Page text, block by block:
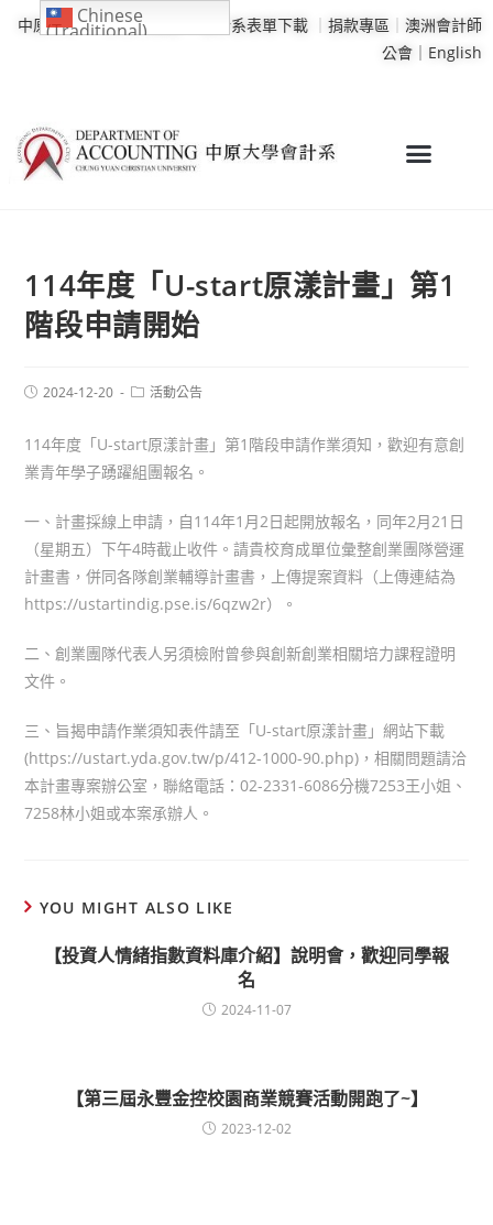
中原大學｜學校行事曆 會計系表單下載 ｜ 捐款專區 ｜ 澳洲會計師
公會｜ English
114年度「U-start原漾計畫」第1
階段申請開始
2024-12-20 活動公告
114年度「U-start原漾計畫」第1階段申請作業須知，歡迎有意創
業青年學子踴躍組團報名。
一、計畫採線上申請，自114年1月2日起開放報名，同年2月21日
（星期五）下午4時截止收件。請貴校育成單位彙整創業團隊營運
計畫書，併同各隊創業輔導計畫書，上傳提案資料（上傳連結為
https://ustartindig.pse.is/6qzw2r）。
二、創業團隊代表人另須檢附曾參與創新創業相關培力課程證明
文件。
三、旨揭申請作業須知表件請至「U-start原漾計畫」網站下載
(https://ustart.yda.gov.tw/p/412-1000-90.php)，相關問題請洽
本計畫專案辦公室，聯絡電話：02-2331-6086分機7253王小姐、
7258林小姐或本案承辦人。
YOU MIGHT ALSO LIKE
【投資人情緒指數資料庫介紹】說明會，歡迎同學報
名
2024-11-07
【第三屆永豐金控校園商業競賽活動開跑了~】
2023-12-02
Chinese
(Traditional)